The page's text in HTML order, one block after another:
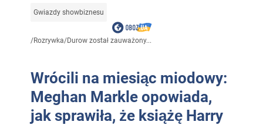
Gwiazdy showbiznesu
/Rozrywka/Durow został zauważony...
Wrócili na miesiąc miodowy:
Meghan Markle opowiada,
jak sprawiła, że książę Harry